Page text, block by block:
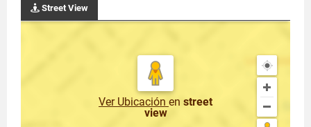
Street View
Ver Ubicación en street
view